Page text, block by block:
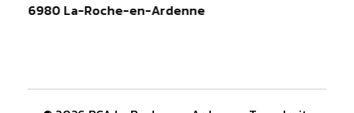
6980 La-Roche-en-Ardenne